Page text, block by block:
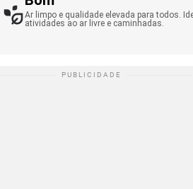
Ar limpo e qualidade elevada para todos.
atividades ao ar livre e caminhadas.